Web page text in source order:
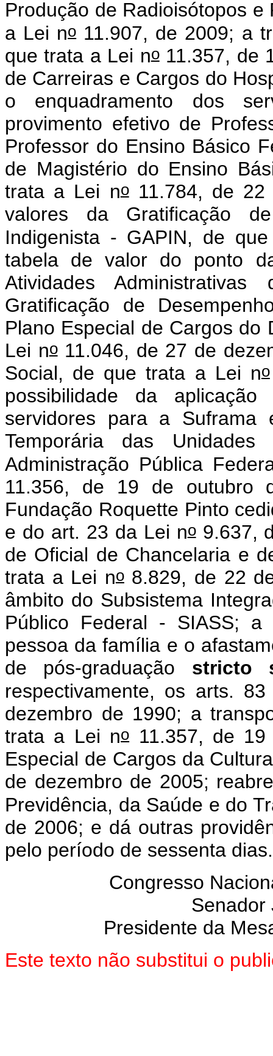
Produção de Radioisótopos
a Lei no11.907, de 2009; a
que trata a Lei no11.357, de
de Carreiras e Cargos do
o enquadramento dos
provimento efetivo de
Professor do Ensino Básico
de Magistério do Ensino
trata a Lei no11.784, de 22
valores da Gratificação
Indigenista - GAPIN, de
tabela de valor do ponto
Atividades
Gratificação de
Plano Especial de Cargos do
Lei no11.046, de 27 de
Social, de que trata a Lei no
possibilidade da
servidores para a
Temporária das
Administração Pública
11.356, de 19 de outubro
Fundação Roquette Pinto
e do art. 23 da Lei no9.637,
de Oficial de Chancelaria e
trata a Lei no8.829, de 22
âmbito do Subsistema
Público Federal - SIASS;
pessoa da família e o
de pós-graduação stricto
respectivamente, os arts.
dezembro de 1990; a
trata a Lei no11.357, de 19
Especial de Cargos da
de dezembro de 2005;
Previdência, da Saúde e do
de 2006; e dá outras
pelo período de sessenta dias.
Congresso
Senador
Presidente da
Este texto não substitui o